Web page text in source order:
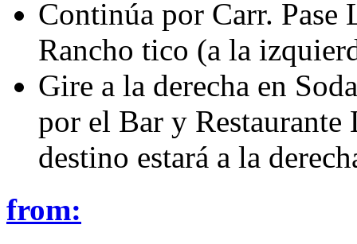
Continúa por Carr.
Rancho tico (a la
Gire a la derecha en
por el Bar y
destino estará a la
from: